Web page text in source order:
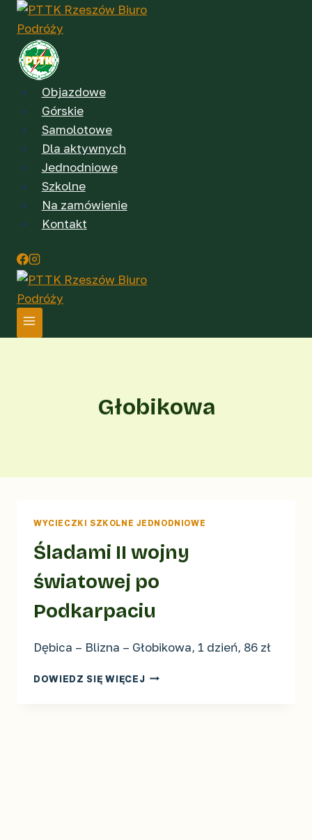
Przejdź
treści
Objazdowe
Górskie
Samolotowe
Dla aktywnych
Jednodniowe
Szkolne
Na zamówienie
Kontakt
Głobikowa
WYCIECZKI SZKOLNE JEDNODNIOWE
Śladami II wojny
światowej po
Podkarpaciu
Dębica – Blizna – Głobikowa, 1 dzień, 86 zł
DOWIEDZ SIĘ WIĘCEJŚLADAMI